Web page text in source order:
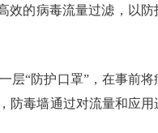
效的病毒流量过滤，以防
层“防护口罩”，在事前将
防毒墙通过对流量和应用